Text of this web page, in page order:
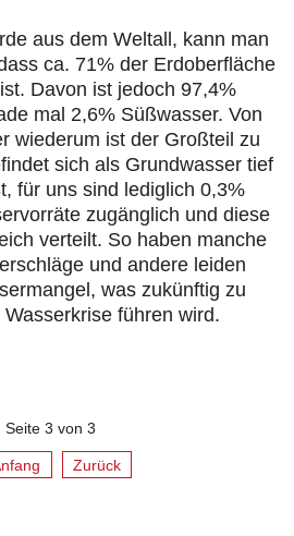
aus dem Weltall, kann man
ca. 71% der Erdoberfläche
Davon ist jedoch 97,4%
mal 2,6% Süßwasser. Von
wiederum ist der Großteil zu
sich als Grundwasser tief
für uns sind lediglich 0,3%
zugänglich und diese
verteilt. So haben manche
und andere leiden
was zukünftig zu
führen wird.
Seite 3 von 3
Zurück